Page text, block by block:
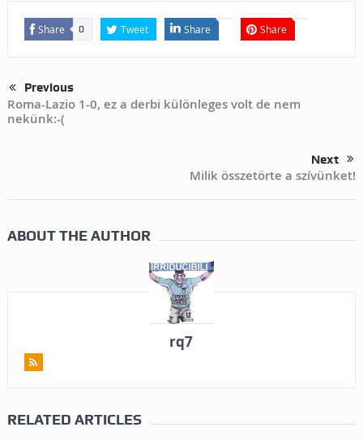
Share 0 Tweet Share Share
Previous
Roma-Lazio 1-0, ez a derbi különleges volt de nem
nekünk:-(
Next
Milik összetörte a szívünket!
ABOUT THE AUTHOR
rq7
RELATED ARTICLES